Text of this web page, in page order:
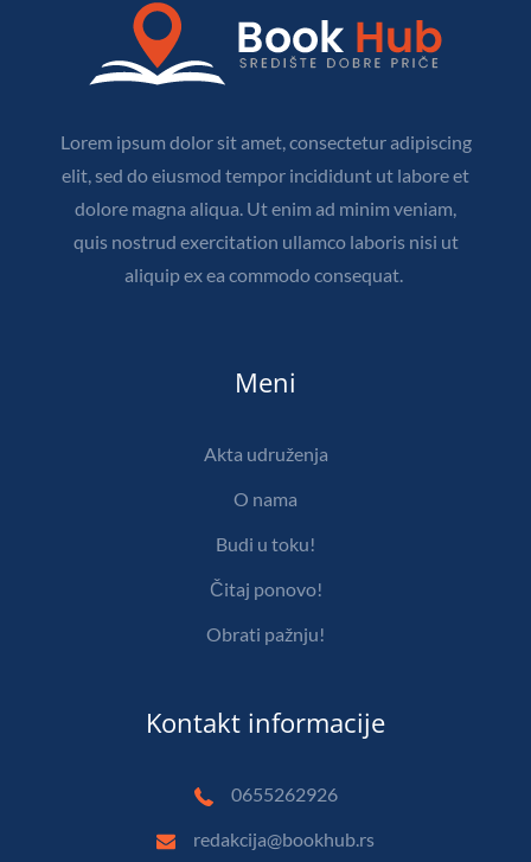
Lorem ipsum dolor sit amet, consectetur adipiscing
elit, sed do eiusmod tempor incididunt ut labore et
dolore magna aliqua. Ut enim ad minim veniam,
quis nostrud exercitation ullamco laboris nisi ut
aliquip ex ea commodo consequat.
Meni
Akta udruženja
O nama
Budi u toku!
Čitaj ponovo!
Obrati pažnju!
Kontakt informacije
0655262926
redakcija@bookhub.rs